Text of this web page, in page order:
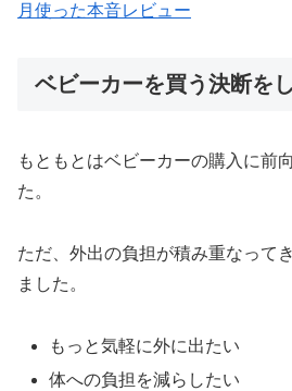
月使った本音レビュー
ベビーカーを買う決断を
もともとはベビーカーの購入に前
た。
ただ、外出の負担が積み重なって
ました。
もっと気軽に外に出たい
体への負担を減らしたい